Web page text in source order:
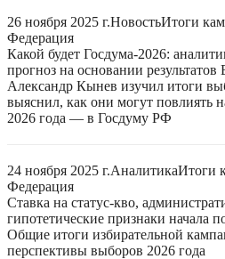
26 ноября 2025 г.НовостьИтоги
Федерация
Какой будет Госдума-2026:
прогноз на основании
Александр Кынев изучил итоги
выяснил, как они могут повлиять
2026 года — в Госдуму РФ
24 ноября 2025 г.АналитикаИтоги
Федерация
Ставка на статус-кво,
гипотетические признаки начала
Общие итоги избирательной
перспективы выборов 2026 года